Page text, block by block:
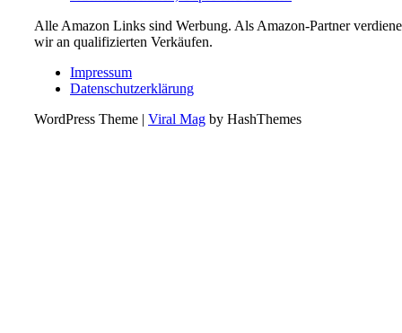
Alle Amazon Links sind Werbung. Als Amazon-Partner
wir an qualifizierten Verkäufen.
Impressum
Datenschutzerklärung
WordPress Theme | Viral Mag by HashThemes